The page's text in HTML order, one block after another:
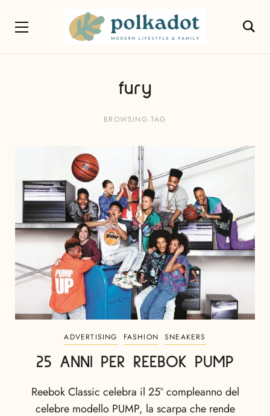
fury
BROWSING TAG
ADVERTISING FASHION SNEAKERS
25 ANNI PER REEBOK PUMP
Reebok Classic celebra il 25° compleanno del
celebre modello PUMP, la scarpa che rende